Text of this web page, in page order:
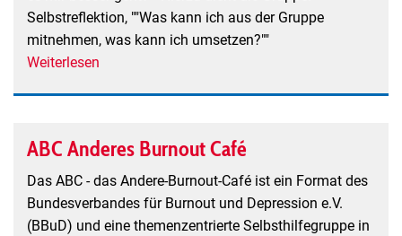
Selbstreflektion, ""Was kann ich aus der Gruppe
mitnehmen, was kann ich umsetzen?""
Weiterlesen
im
Elztal
Standort
Elzach
ABC Anderes Burnout Café
Das ABC - das Andere-Burnout-Café ist ein Format des
Bundesverbandes für Burnout und Depression e.V.
(BBuD) und eine themenzentrierte Selbsthilfegruppe in